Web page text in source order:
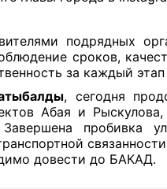
подрядных
сроков,
за каждый этап
, сегодня
Абая и
пробивка
довести до БАКАД.